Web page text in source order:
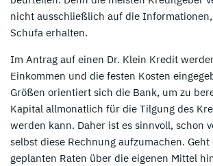
nicht ausschließlich auf die
Schufa erhalten.
Im Antrag auf einen Dr. Klein Kredit
Einkommen und die festen Kosten
Größen orientiert sich die Bank, um zu
Kapital allmonatlich für die Tilgung des
werden kann. Daher ist es sinnvoll, schon
selbst diese Rechnung aufzumachen.
geplanten Raten über die eigenen Mittel